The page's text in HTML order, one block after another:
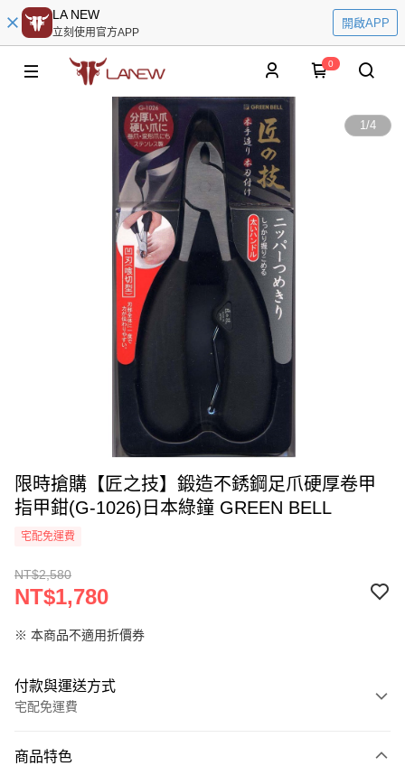
LA NEW
立刻使用官方APP
開啟APP
0
1/4
限時搶購【匠之技】鍛造不銹鋼足爪硬厚卷甲
指甲鉗(G-1026)日本綠鐘 GREEN BELL
宅配免運費
NT$2,580
NT$1,780
※ 本商品不適用折價券
付款與運送方式
宅配免運費
信用卡一次付款
商品特色